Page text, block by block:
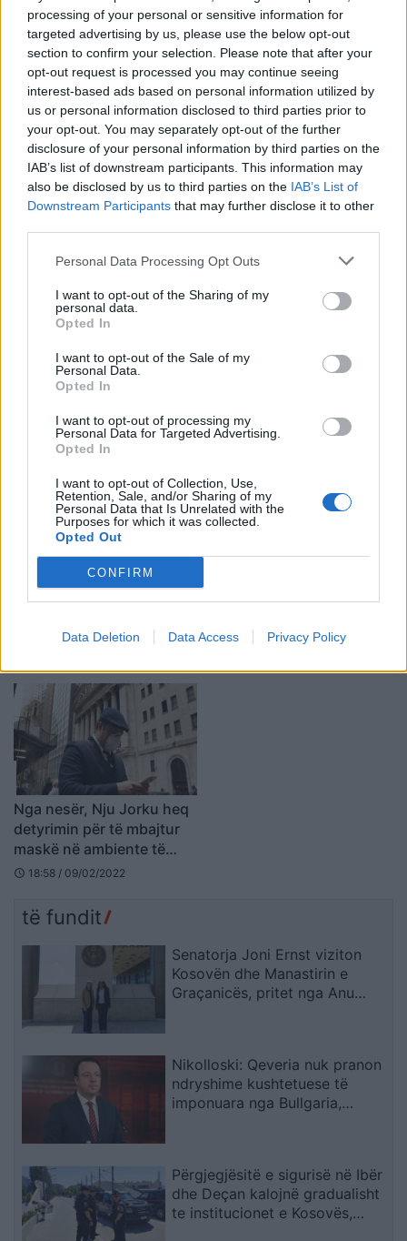
processing of your personal or sensitive information for
targeted advertising by us, please use the below opt-out
section to confirm your selection. Please note that after your
opt-out request is processed you may continue seeing
interest-based ads based on personal information utilized by
us or personal information disclosed to third parties prior to
your opt-out. You may separately opt-out of the further
disclosure of your personal information by third parties on the
IAB’s list of downstream participants. This information may
also be disclosed by us to third parties on the IAB’s List of
Downstream Participants that may further disclose it to other
Personal Data Processing Opt Outs
I want to opt-out of the Sharing of my
personal data.
Opted In
I want to opt-out of the Sale of my
Personal Data.
Opted In
I want to opt-out of processing my
Personal Data for Targeted Advertising.
Opted In
I want to opt-out of Collection, Use,
Retention, Sale, and/or Sharing of my
Personal Data that Is Unrelated with the
Purposes for which it was collected.
Opted Out
CONFIRM
Data Deletion Data Access Privacy Policy
Në pistë gati për t’u nisur,
përplasen dy aviona në
New York
18:26 / 18/01/2023
I kërkuar për mashtrim në
Shqipëri, arrestohet në
New York avokati shqiptar
(Emri)
schedule 11:33 / 12/01/2023
Stuhia në SHBA bllokon
banorët e Nju Jorkut në
makina
17:37 / 27/12/2022
reagon moderatorja
shqiptare: Derdha lot për
Gjykata e Lartë e SHBA-së
rrëzon një ligj në Nju Jork
që kufizon të drejtat e
Vajza e humbur që në
një dhomë sekrete
Nga nesër, Nju Jorku heq
detyrimin për të mbajtur
maskë në ambiente të
mbyllura
schedule 18:58 / 09/02/2022
të fundit
Senatorja Joni Ernst viziton
Kosovën dhe Manastirin e
Graçanicës, pritet nga Anu
Nikolloski: Qeveria nuk pranon
ndryshime kushtetuese të
imponuara nga Bullgaria,
Përgjegjësitë e sigurisë në Ibër
dhe Deçan kalojnë gradualisht
te institucionet e Kosovës,